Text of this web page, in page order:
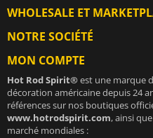
WHOLESALE ET
NOTRE SOCIÉTÉ
MON COMPTE
Hot Rod Spirit®est une marque
décoration américaine depuis 24
références sur nos boutiques
www.hotrodspirit.com, ainsi
marché mondiales :